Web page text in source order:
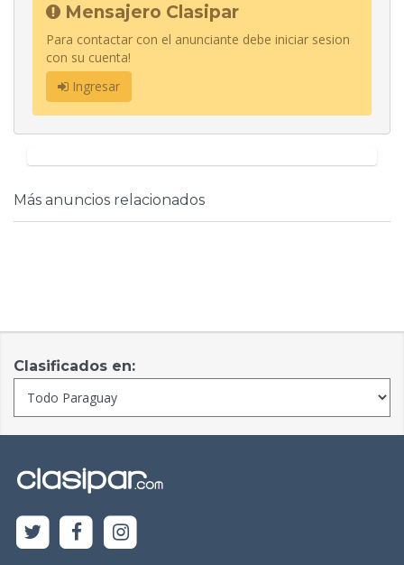
Mensajero Clasipar
Para contactar con el anunciante debe iniciar sesion
con su cuenta!
Ingresar
Más anuncios relacionados
Clasificados en: